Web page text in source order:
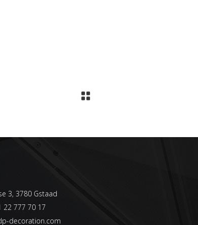
3, 3780 Gstaad
22 777 70 17
decoration.com